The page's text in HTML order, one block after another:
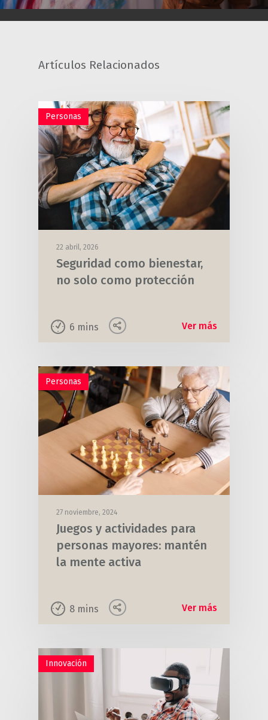
Artículos Relacionados
Personas
22 abril, 2026
Seguridad como bienestar,
no solo como protección
6 mins Ver más
Personas
27 noviembre, 2024
Juegos y actividades para
personas mayores: mantén
la mente activa
8 mins Ver más
Innovación